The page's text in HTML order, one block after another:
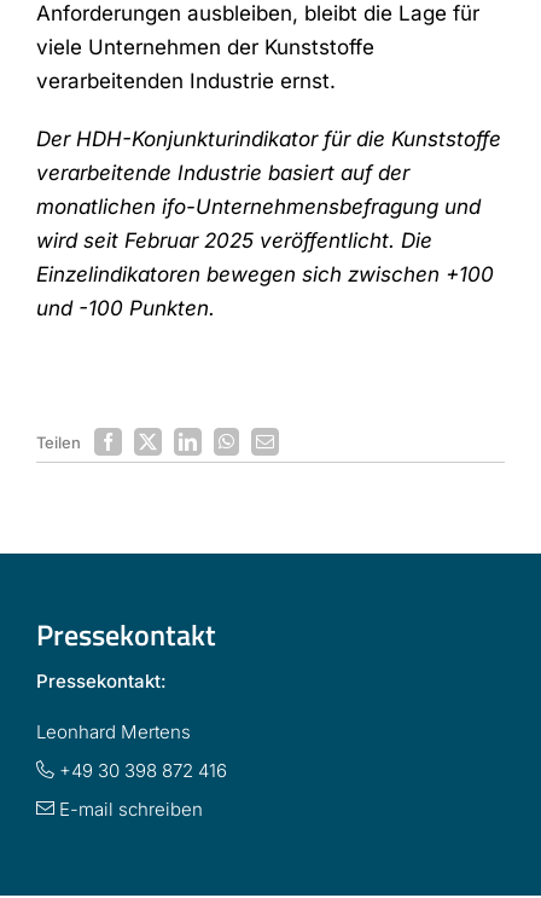
Anforderungen ausbleiben, bleibt die Lage für
viele Unternehmen der Kunststoffe
verarbeitenden Industrie ernst.
Der HDH-Konjunkturindikator für die Kunststoffe
verarbeitende Industrie basiert auf der
monatlichen ifo-Unternehmensbefragung und
wird seit Februar 2025 veröffentlicht. Die
Einzelindikatoren bewegen sich zwischen +100
und -100 Punkten.
Teilen
Pressekontakt
Pressekontakt:
Leonhard Mertens
+49 30 398 872 416
E-mail schreiben